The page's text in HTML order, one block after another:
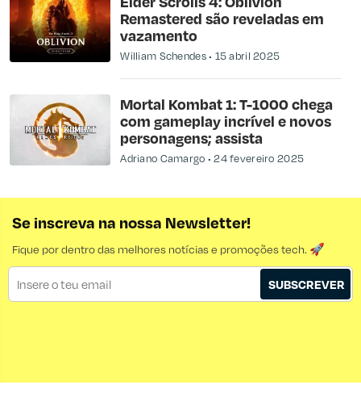
Remastered são reveladas em
vazamento
William Schendes 15 abril 2025
Mortal Kombat 1: T-1000 chega
com gameplay incrível e novos
personagens; assista
Adriano Camargo 24 fevereiro 2025
Se inscreva na nossa Newsletter!
Fique por dentro das melhores notícias e promoções tech. 🚀
SUBSCREVER